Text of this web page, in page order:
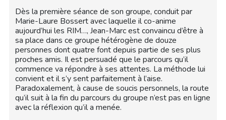
Dès la première séance de son groupe, conduit par
Marie-Laure Bossert avec laquelle il co-anime
aujourd’hui les RIM…, Jean-Marc est convaincu d’être à
sa place dans ce groupe hétérogène de douze
personnes dont quatre font depuis partie de ses plus
proches amis. Il est persuadé que le parcours qu’il
commence va répondre à ses attentes. La méthode lui
convient et il s’y sent parfaitement à l’aise.
Paradoxalement, à cause de soucis personnels, la route
qu’il suit à la fin du parcours du groupe n’est pas en ligne
avec la réflexion qu’il a menée.